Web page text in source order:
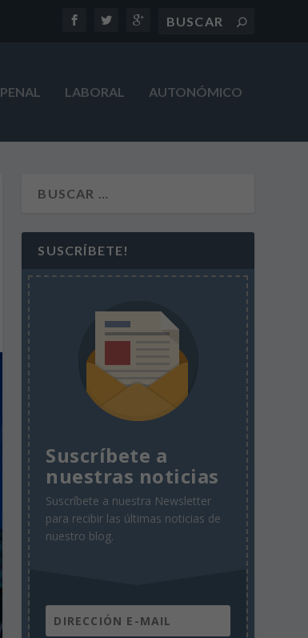
PENAL LABORAL AUTONÓMICO
SUSCRÍBETE!
Suscríbete a
nuestras noticias
Suscríbete a nuestra Newsletter
para recibir las últimas noticias de
nuestro blog.